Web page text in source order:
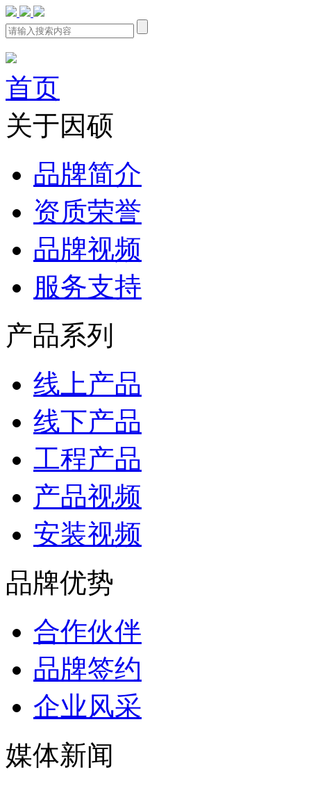
首页
关于因硕
品牌简介
资质荣誉
品牌视频
服务支持
产品系列
线上产品
线下产品
工程产品
产品视频
安装视频
品牌优势
合作伙伴
品牌签约
企业风采
媒体新闻